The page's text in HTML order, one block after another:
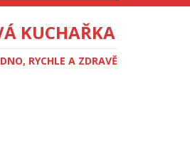
KUCHAŘKA
RYCHLE A ZDRAVĚ